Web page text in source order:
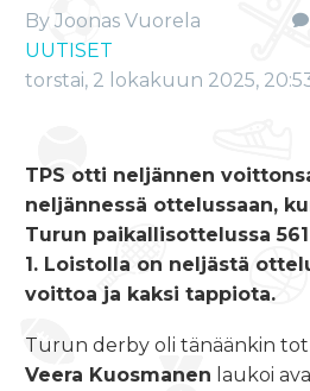
By Joonas Vuorela
UUTISET
torstai, 2 lokakuun 2025,
TPS otti neljännen
neljännessä ottelussaan,
Turun paikallisottelussa
1. Loistolla on neljästä
voittoa ja kaksi tappiota.
Turun derby oli tänäänkin
Veera Kuosmanen laukoi